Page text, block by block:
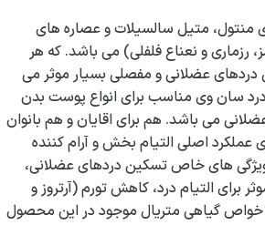
متیل سالسیلات و عصاره های
رزماری و نعناع فلفلی) می باشد. که هر
دردهای عضلانی و مفصلی بسیار موثر می
سان وی مناسب برای انواع پوست بدن
می باشد. هم برای اقایان و هم بانوان
عملکرد اصلی التیام بخش و آرام کننده
های خاص تسکین دردهای عضلانی،
برای التیام درد، کاهش تورم (آرتروز و
خواص گیاهی متریال موجود در این محصول